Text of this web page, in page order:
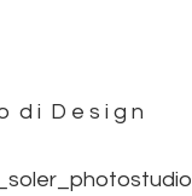
d i D e s i g n